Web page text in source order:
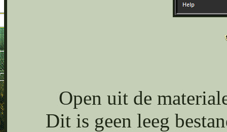
Open uit de
Dit is geen leeg